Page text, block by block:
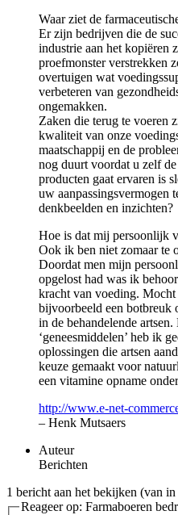
Waar ziet de
Er zijn bedrijven die de
industrie aan het kopiëren
proefmonster verstrekken
overtuigen wat
verbeteren van
ongemakken.
Zaken die terug te voeren
kwaliteit van onze
maatschappij en de
nog duurt voordat u zelf
producten gaat ervaren is
uw aanpassingsvermogen
denkbeelden en inzichten?
Hoe is dat mij persoonlijk
Ook ik ben niet zomaar te
Doordat men mijn
opgelost had was ik
kracht van voeding.
bijvoorbeeld een botbreuk
in de behandelende
‘geneesmiddelen’ heb ik
oplossingen die artsen
keuze gemaakt voor
een vitamine opname
http://www.e-net-
– Henk Mutsaers
Auteur
Berichten
1 bericht aan het bekijken (van
Reageer op: Farmaboeren